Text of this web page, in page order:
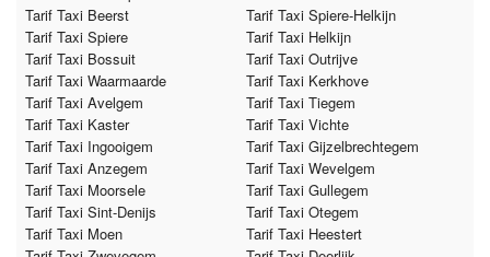
Tarif Taxi Beerst
Tarif Taxi Spiere-Helkijn
Tarif Taxi Spiere
Tarif Taxi Helkijn
Tarif Taxi Bossuit
Tarif Taxi Outrijve
Tarif Taxi Waarmaarde
Tarif Taxi Kerkhove
Tarif Taxi Avelgem
Tarif Taxi Tiegem
Tarif Taxi Kaster
Tarif Taxi Vichte
Tarif Taxi Ingooigem
Tarif Taxi Gijzelbrechtegem
Tarif Taxi Anzegem
Tarif Taxi Wevelgem
Tarif Taxi Moorsele
Tarif Taxi Gullegem
Tarif Taxi Sint-Denijs
Tarif Taxi Otegem
Tarif Taxi Moen
Tarif Taxi Heestert